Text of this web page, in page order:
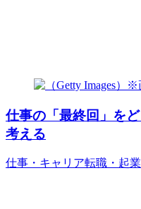
仕事の「最終回」を
考える
仕事・キャリア転職・起業